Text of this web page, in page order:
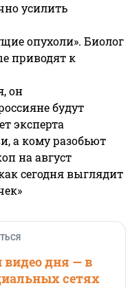
усилить
опухоли». Биолог
приводят к
он
будут
эксперта
а кому разобьют
на август
сегодня выглядит
дня — в
сетях